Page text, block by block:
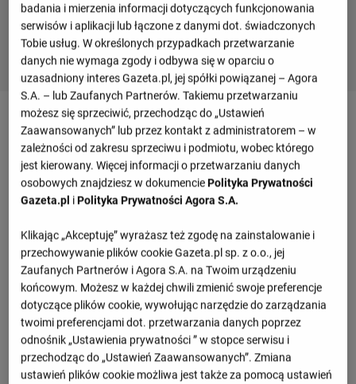
Szczegóły meczu PGE Grot Budowlani Łódź -
Vasas SC
Przegląd
2.set -25 : 19
3.set -25 : 16
Informacje o meczu
Liga Mistrzyń, Grupa D
badania i mierzenia informacji dotyczących funkcjonowania
serwisów i aplikacji lub łączone z danymi dot. świadczonych
Tobie usług. W określonych przypadkach przetwarzanie
danych nie wymaga zgody i odbywa się w oparciu o
uzasadniony interes Gazeta.pl, jej spółki powiązanej – Agora
S.A. – lub Zaufanych Partnerów. Takiemu przetwarzaniu
możesz się sprzeciwić, przechodząc do „Ustawień
Zaawansowanych” lub przez kontakt z administratorem – w
zależności od zakresu sprzeciwu i podmiotu, wobec którego
jest kierowany. Więcej informacji o przetwarzaniu danych
osobowych znajdziesz w dokumenciePolityka Prywatności
Gazeta.pl iPolityka Prywatności Agora S.A.
Klikając „Akceptuję” wyrażasz też zgodę na zainstalowanie i
przechowywanie plików cookie Gazeta.pl sp. z o.o., jej
Zaufanych Partnerów i Agora S.A. na Twoim urządzeniu
końcowym. Możesz w każdej chwili zmienić swoje preferencje
dotyczące plików cookie, wywołując narzędzie do zarządzania
twoimi preferencjami dot. przetwarzania danych poprzez
odnośnik „Ustawienia prywatności ” w stopce serwisu i
przechodząc do „Ustawień Zaawansowanych”. Zmiana
ustawień plików cookie możliwa jest także za pomocą ustawień